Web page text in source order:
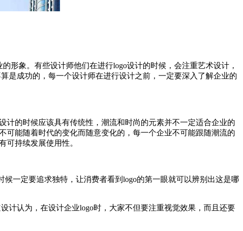
形象。有些设计师他们在进行logo设计的时候，会注重艺术设计，
是成功的，每一个设计师在进行设计之前，一定要深入了解企业的
计的时候应该具有传统性，潮流和时尚的元素并不一定适合企业的
可能随着时代的变化而随意变化的，每一个企业不可能跟随潮流的
可持续发展使用性。
一定要追求独特，让消费者看到logo的第一眼就可以辨别出这是哪
计认为，在设计企业logo时，大家不但要注重视觉效果，而且还要